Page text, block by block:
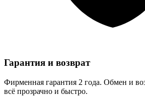
Гарантия и возврат
Фирменная гарантия 2 года. Обмен и
всё прозрачно и быстро.